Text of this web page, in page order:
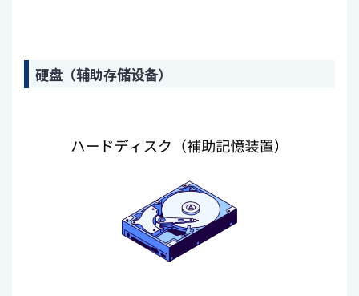
硬盘（辅助存储设备）